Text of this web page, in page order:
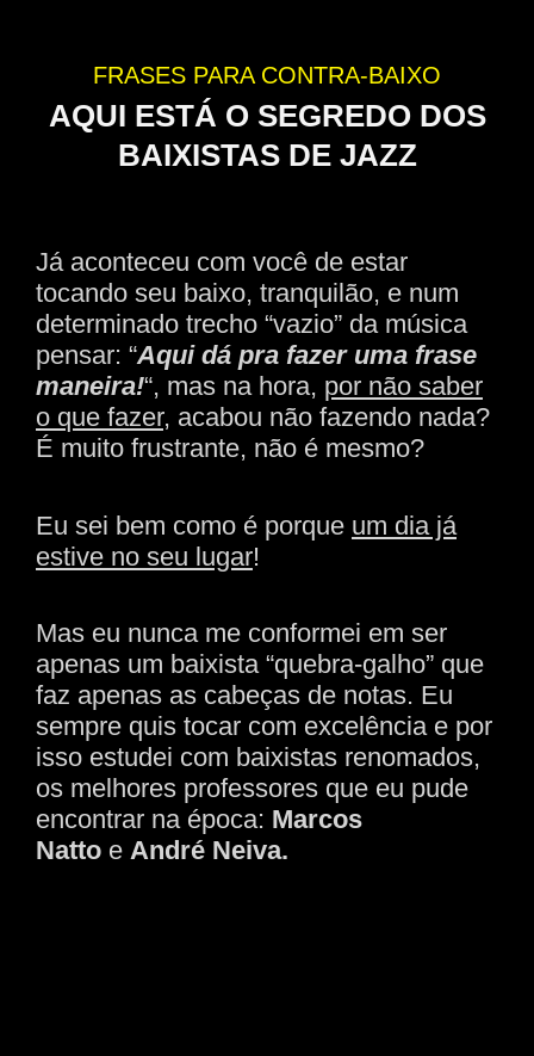
FRASES PARA CONTRA-BAIXO
AQUI ESTÁ O SEGREDO DOS
BAIXISTAS DE JAZZ
Já aconteceu com você de estar
tocando seu baixo, tranquilão, e num
determinado trecho “vazio” da música
pensar: “Aqui dá pra fazer uma frase
maneira!“, mas na hora, por não saber
o que fazer, acabou não fazendo nada?
É muito frustrante, não é mesmo?
Eu sei bem como é porque um dia já
estive no seu lugar!
Mas eu nunca me conformei em ser
apenas um baixista “quebra-galho” que
faz apenas as cabeças de notas. Eu
sempre quis tocar com excelência e por
isso estudei com baixistas renomados,
os melhores professores que eu pude
encontrar na época: Marcos
Natto e André Neiva.